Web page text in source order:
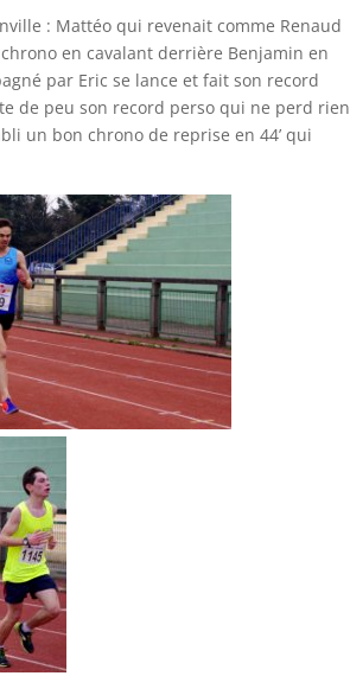
: Mattéo qui revenait comme Renaud
en cavalant derrière Benjamin en
par Eric se lance et fait son record
de peu son record perso qui ne perd rien
un bon chrono de reprise en 44’ qui